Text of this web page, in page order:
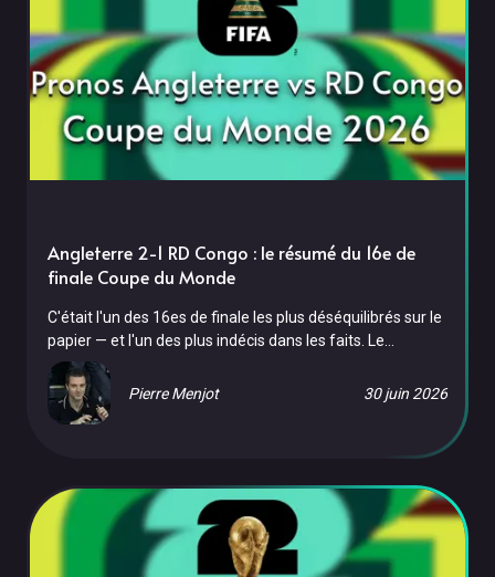
Angleterre 2-1 RD Congo : le résumé du 16e de
finale Coupe du Monde
C'était l'un des 16es de finale les plus déséquilibrés sur le
papier — et l'un des plus indécis dans les faits. Le
mercredi 1er juillet 2026, au Mercedes-Benz Stadium
d'Atlanta, l'Angleterre a arraché sa qualification face à la
RD Congo 2-1, grâce à un doublé de Harry Kane en fin de
des scénarios les plus tendus de leur Mondial, face à
Pierre Menjot 30 juin 2026